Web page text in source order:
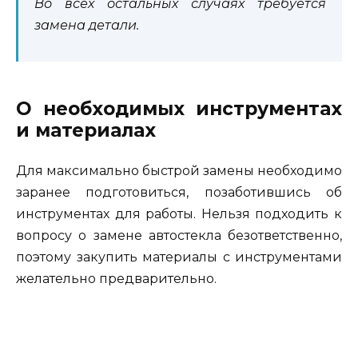
Во всех остальных случаях требуется
замена детали.
О необходимых инструментах
и материалах
Для максимально быстрой замены необходимо
заранее подготовиться, позаботившись об
инструментах для работы. Нельзя подходить к
вопросу о замене автостекла безответственно,
поэтому закупить материалы с инструментами
желательно предварительно.